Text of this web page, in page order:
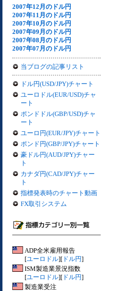
2007年12月のドル円
2007年11月のドル円
2007年10月のドル円
2007年09月のドル円
2007年08月のドル円
2007年07月のドル円
当ブログの記事リスト
ドル円(USD/JPY)チャート
ユーロドル(EUR/USD)チャ
ート
ポンドドル(GBP/USD)チャ
ート
ユーロ円(EUR/JPY)チャート
ポンド円(GBP/JPY)チャート
豪ドル円(AUD/JPY)チャー
ト
カナダ円(CAD/JPY)チャー
ト
指標発表時のチャート動画
FX取引システム
ADP全米雇用報告
[ユーロドル][ ドル円]
ISM製造業景況指数
[ユーロドル][ ドル円]
製造業受注